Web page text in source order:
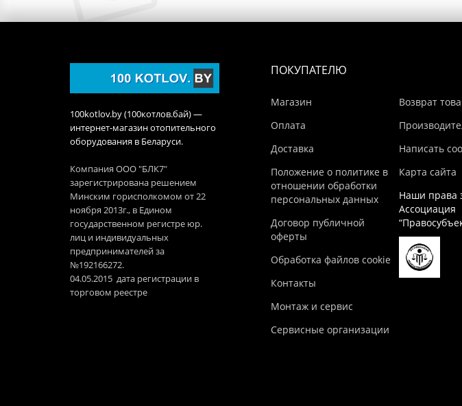
100kotlov.by (100котлов.бай) —
интернет-магазин отопительного
оборудования в Беларуси.
Компания ООО "БЛК7"
зарегистрирована решением
Минским горисполкомом от 22
ноября 2013г., в Едином
государственном регистре юр.
лиц и индивидуальных
предпринимателей за
№192166272.
04.05.2015 дата регистрации в
торговом реестре
ПОКУПАТЕЛЮ
Магазин
Оплата
Доставка
Положение о политике в
отношении обработки
персональных данных
Договор публичной
оферты
Обработка файлов cookie
Контакты
Монтаж и сервис
Сервисные организации
Возврат
Написать
Карта сайта
Наши права
Ассоциация